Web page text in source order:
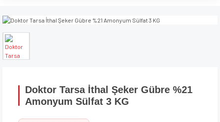
Doktor Tarsa İthal Şeker Gübre %21
Amonyum Sülfat 3 KG